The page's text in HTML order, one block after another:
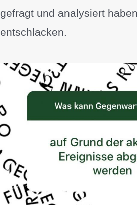
gefragt und analysiert
entschlacken.